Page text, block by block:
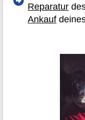
Reparatur
Ankauf